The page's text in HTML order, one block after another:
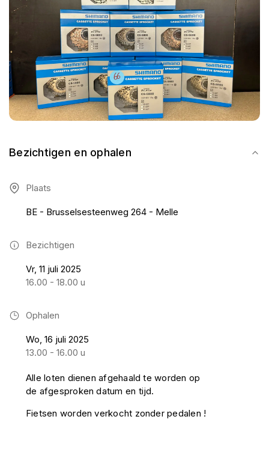
Bezichtigen en ophalen
Plaats
BE - Brusselsesteenweg 264 - Melle
Bezichtigen
Vr, 11 juli 2025
16.00 - 18.00 u
Ophalen
Wo, 16 juli 2025
13.00 - 16.00 u
Alle loten dienen afgehaald te worden op
de afgesproken datum en tijd.
Fietsen worden verkocht zonder pedalen !